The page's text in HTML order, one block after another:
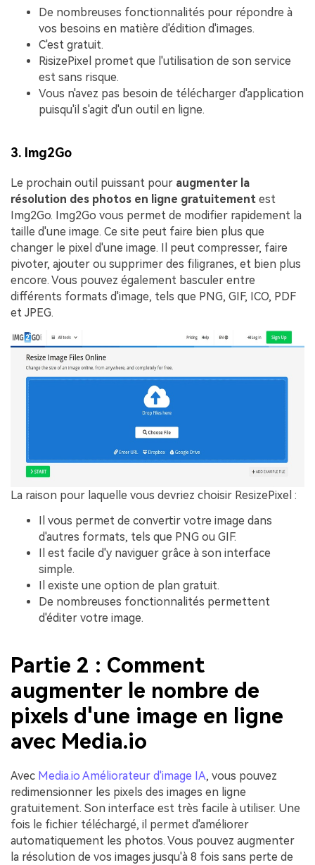
De nombreuses fonctionnalités pour répondre à
vos besoins en matière d'édition d'images.
C'est gratuit.
RisizePixel promet que l'utilisation de son service
est sans risque.
Vous n'avez pas besoin de télécharger d'application
puisqu'il s'agit d'un outil en ligne.
3. Img2Go
Le prochain outil puissant pour augmenter la
résolution des photos en ligne gratuitement est
Img2Go. Img2Go vous permet de modifier rapidement la
taille d'une image. Ce site peut faire bien plus que
changer le pixel d'une image. Il peut compresser, faire
pivoter, ajouter ou supprimer des filigranes, et bien plus
encore. Vous pouvez également basculer entre
différents formats d'image, tels que PNG, GIF, ICO, PDF
et JPEG.
La raison pour laquelle vous devriez choisir ResizePixel :
Il vous permet de convertir votre image dans
d'autres formats, tels que PNG ou GIF.
Il est facile d'y naviguer grâce à son interface
simple.
Il existe une option de plan gratuit.
De nombreuses fonctionnalités permettent
d'éditer votre image.
Partie 2 : Comment
augmenter le nombre de
pixels d'une image en ligne
avec Media.io
Avec Media.io Améliorateur d'image IA, vous pouvez
redimensionner les pixels des images en ligne
gratuitement. Son interface est très facile à utiliser. Une
fois le fichier téléchargé, il permet d'améliorer
automatiquement les photos. Vous pouvez augmenter
la résolution de vos images jusqu'à 8 fois sans perte de